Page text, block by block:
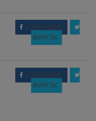
ХУВААЛЦАХ
ЖИРГЭХ
ХУВААЛЦАХ
ЖИРГЭХ